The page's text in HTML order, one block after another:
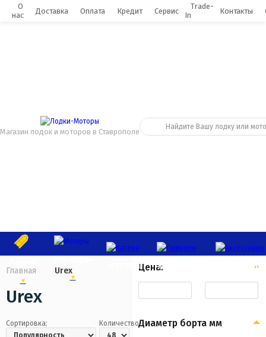
О
нас
Доставка Оплата Кредит Сервис
Trade-
In
Контакты
Магазин лодок и моторов в Ставрополе
0
Моторы
Катера Прицепы
Цена:
Диаметр борта мм
Главная Urex
Urex
Сортировка: Количество: